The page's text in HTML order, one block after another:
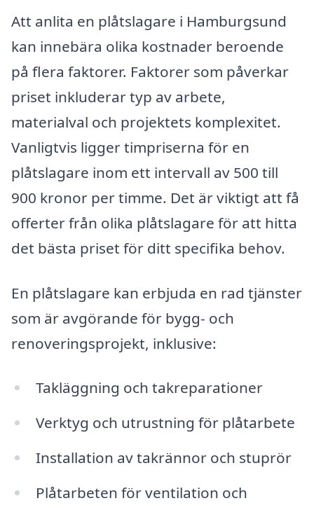
Att anlita en plåtslagare i Hamburgsund
kan innebära olika kostnader beroende
på flera faktorer. Faktorer som påverkar
priset inkluderar typ av arbete,
materialval och projektets komplexitet.
Vanligtvis ligger timpriserna för en
plåtslagare inom ett intervall av 500 till
900 kronor per timme. Det är viktigt att få
offerter från olika plåtslagare för att hitta
det bästa priset för ditt specifika behov.
En plåtslagare kan erbjuda en rad tjänster
som är avgörande för bygg- och
renoveringsprojekt, inklusive:
Takläggning och takreparationer
Verktyg och utrustning för plåtarbete
Installation av takrännor och stuprör
Plåtarbeten för ventilation och